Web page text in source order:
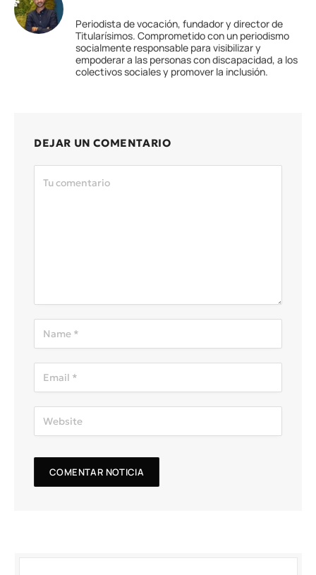
Periodista de vocación, fundador y director de
Titularísimos. Comprometido con un periodismo
socialmente responsable para visibilizar y
empoderar a las personas con discapacidad, a los
colectivos sociales y promover la inclusión.
DEJAR UN COMENTARIO